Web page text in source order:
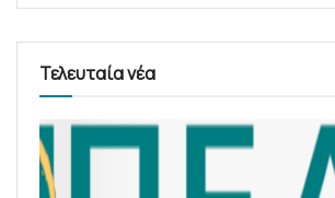
Τελευταία νέα